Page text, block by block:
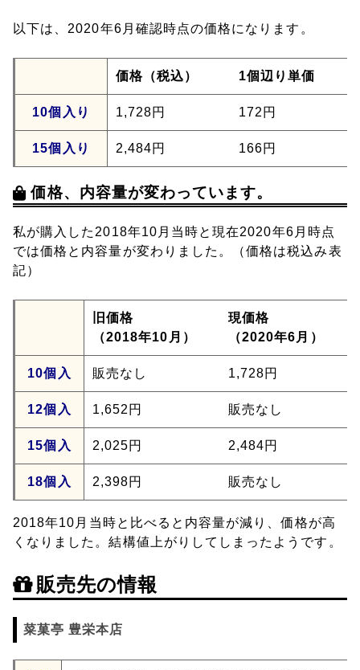
以下は、2020年6月確認時点の価格になります。
価格（税込） 1個辺り単価
10個入り 1,728円 172円
15個入り 2,484円 166円
価格、内容量が変わっています。
私が購入した2018年10月当時と現在2020年6月時点
では価格と内容量が変わりました。（価格は税込み表
記）
旧価格
（2018年10月）
現価格
（2020年6月）
10個入 販売なし 1,728円
12個入 1,652円 販売なし
15個入 2,025円 2,484円
18個入 2,398円 販売なし
2018年10月当時と比べると内容量が減り、価格が高
くなりました。結構値上がりしてしまったようです。
販売先の情報
菜菓亭 豊栄本店